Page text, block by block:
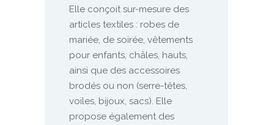
Elle conçoit sur-mesure des
articles textiles : robes de
mariée, de soirée, vêtements
pour enfants, châles, hauts,
ainsi que des accessoires
brodés ou non (serre-têtes,
voiles, bijoux, sacs). Elle
propose également des